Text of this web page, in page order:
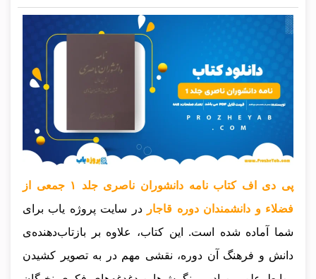
پی دی اف کتاب نامه دانشوران ناصری جلد ۱ جمعی از
فضلاء و دانشمندان دوره قاجاردر سایت پروژه یاب برای
شما آماده شده است. این کتاب، علاوه بر بازتاب‌دهنده‌ی
دانش و فرهنگ آن دوره، نقشی مهم در به تصویر کشیدن